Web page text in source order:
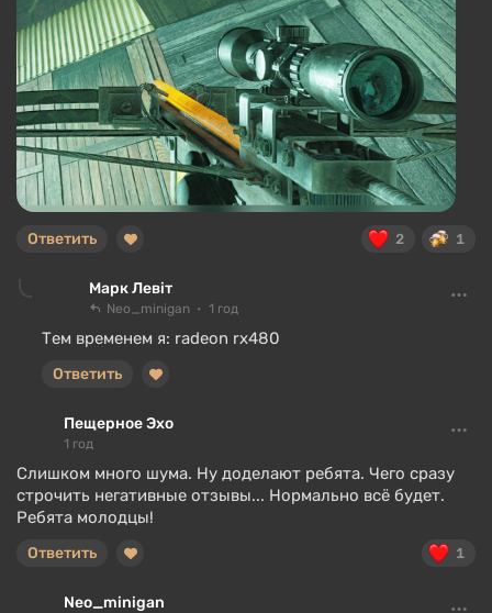
2 1
Ответить
Марк Левіт
Neo_minigan 1 год
Тем временем я: radeon rx480
Ответить
Пещерное Эхо
1 год
Слишком много шума. Ну доделают ребята. Чего сразу
строчить негативные отзывы... Нормально всё будет.
Ребята молодцы!
1
Ответить
Neo_minigan